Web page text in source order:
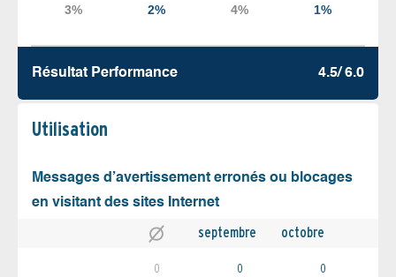
Résultat Performance 4.5/ 6.0
Utilisation
Messages d’avertissement erronés ou blocages
en visitant des sites Internet
septembre octobre
0 0 0